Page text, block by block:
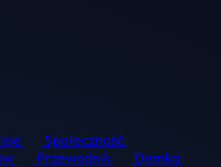
Społeczność
Przewodnik
Demka